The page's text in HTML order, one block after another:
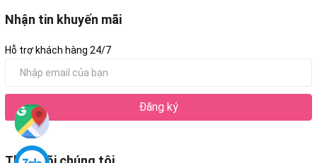
Nhận tin khuyến mãi
Hỗ trợ khách hàng 24/7
Đăng ký